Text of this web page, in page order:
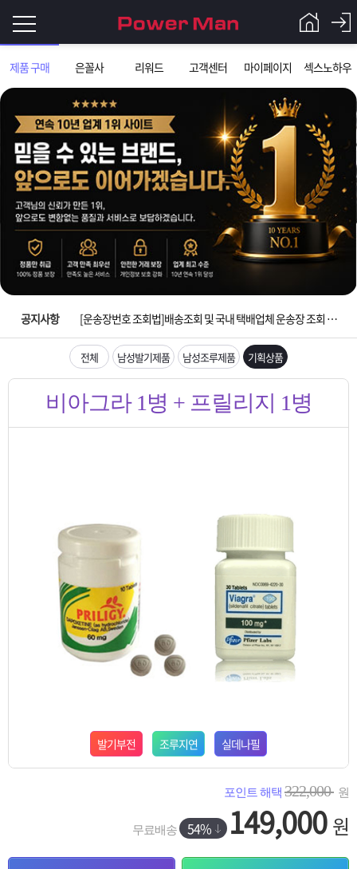
제품 구매 은꼴사 리워드 고객센터 마이페이지 섹스노하우
그
인
이
필
요
니
로
Q&A
파
워
맨
제
품
은
공지사항
입금확인이 안되는 상황을 대비해 꼭 입금후 고객센터 연락바랍니다.
[2026구정 연휴]설 연휴 배송 및 휴무 안내
[ios앱 오픈]아이폰 고객 앱설치 가능합니다.
[무인택배함 이용 안내] 집 밖에 주소로 택배 받기
전체 남성발기제품 남성조루제품 기획상품
비아그라 1병 + 프릴리지 1병
발기부전 조루지연 실데나필
포인트 해택 322,000 원
무료배송 54% 149,000원